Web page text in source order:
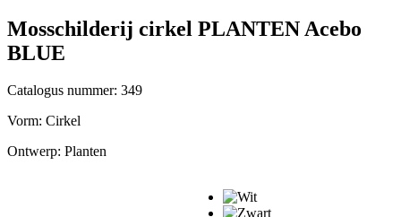
Mosschilderij cirkel PLANTEN Acebo
BLUE
Catalogus nummer: 349
Vorm: Cirkel
Ontwerp: Planten